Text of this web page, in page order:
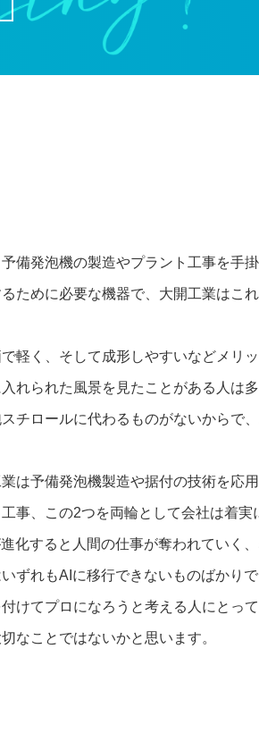
備発泡機の製造やプラント工事を手
ために必要な機器で、大開工業はこ
軽く、そして成形しやすいなどメリ
れられた風景を見たことがある人は
チロールに代わるものがないからで
は予備発泡機製造や据付の技術を応
事、この2つを両輪として会社は着実
化すると人間の仕事が奪われていく
ずれもAIに移行できないものばかり
けてプロになろうと考える人にとっ
なことではないかと思います。